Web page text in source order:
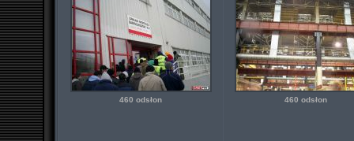
460 odsłon 460 odsłon